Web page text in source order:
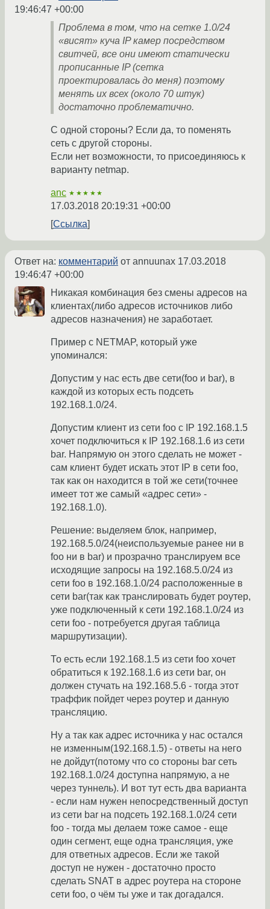
19:46:47 +00:00
Проблема в том, что на сетке 1.0/24
«висят» куча IP камер посредством
свитчей, все они имеют статически
прописанные IP (сетка
проектировалась до меня) поэтому
менять их всех (около 70 штук)
достаточно проблематично.
С одной стороны? Если да, то поменять
сеть с другой стороны.
Если нет возможности, то присоединяюсь к
варианту netmap.
anc ★★★★★
17.03.2018 20:19:31 +00:00
Ссылка
Ответ на: комментарий от annuunax 17.03.2018
19:46:47 +00:00
Никакая комбинация без смены адресов на
клиентах(либо адресов источников либо
адресов назначения) не заработает.
Пример с NETMAP, который уже
упоминался:
Допустим у нас есть две сети(foo и bar), в
каждой из которых есть подсеть
192.168.1.0/24.
Допустим клиент из сети foo с IP 192.168.1.5
хочет подключиться к IP 192.168.1.6 из сети
bar. Напрямую он этого сделать не может -
сам клиент будет искать этот IP в сети foo,
так как он находится в той же сети(точнее
имеет тот же самый «адрес сети» -
192.168.1.0).
Решение: выделяем блок, например,
192.168.5.0/24(неиспользуемые ранее ни в
foo ни в bar) и прозрачно транслируем все
исходящие запросы на 192.168.5.0/24 из
сети foo в 192.168.1.0/24 расположенные в
сети bar(так как транслировать будет роутер,
уже подключенный к сети 192.168.1.0/24 из
сети foo - потребуется другая таблица
маршрутизации).
То есть если 192.168.1.5 из сети foo хочет
обратиться к 192.168.1.6 из сети bar, он
должен стучать на 192.168.5.6 - тогда этот
траффик пойдет через роутер и данную
трансляцию.
Ну а так как адрес источника у нас остался
не изменным(192.168.1.5) - ответы на него
не дойдут(потому что со стороны bar сеть
192.168.1.0/24 доступна напрямую, а не
через туннель). И вот тут есть два варианта
- если нам нужен непосредственный доступ
из сети bar на подсеть 192.168.1.0/24 сети
foo - тогда мы делаем тоже самое - еще
один сегмент, еще одна трансляция, уже
для ответных адресов. Если же такой
доступ не нужен - достаточно просто
сделать SNAT в адрес роутера на стороне
сети foo, о чём ты уже и так догадался.